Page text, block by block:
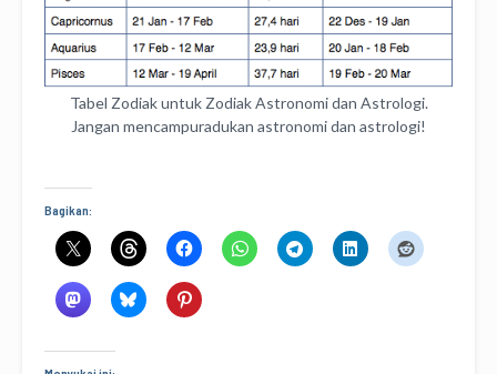
Tabel Zodiak untuk Zodiak Astronomi dan Astrologi.
Jangan mencampuradukan astronomi dan astrologi!
Bagikan: